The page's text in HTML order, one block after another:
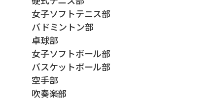
女子ソフトテニス部
バドミントン部
卓球部
女子ソフトボール部
バスケットボール部
空手部
吹奏楽部